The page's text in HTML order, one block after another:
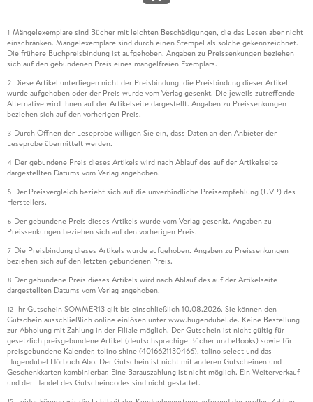
1 Mängelexemplare sind Bücher mit leichten Beschädigungen, die das Lesen aber nicht
einschränken. Mängelexemplare sind durch einen Stempel als solche gekennzeichnet.
Die frühere Buchpreisbindung ist aufgehoben. Angaben zu Preissenkungen beziehen
sich auf den gebundenen Preis eines mangelfreien Exemplars.
2 Diese Artikel unterliegen nicht der Preisbindung, die Preisbindung dieser Artikel
wurde aufgehoben oder der Preis wurde vom Verlag gesenkt. Die jeweils zutreffende
Alternative wird Ihnen auf der Artikelseite dargestellt. Angaben zu Preissenkungen
beziehen sich auf den vorherigen Preis.
3 Durch Öffnen der Leseprobe willigen Sie ein, dass Daten an den Anbieter der
Leseprobe übermittelt werden.
4 Der gebundene Preis dieses Artikels wird nach Ablauf des auf der Artikelseite
dargestellten Datums vom Verlag angehoben.
5 Der Preisvergleich bezieht sich auf die unverbindliche Preisempfehlung (UVP) des
Herstellers.
6 Der gebundene Preis dieses Artikels wurde vom Verlag gesenkt. Angaben zu
Preissenkungen beziehen sich auf den vorherigen Preis.
7 Die Preisbindung dieses Artikels wurde aufgehoben. Angaben zu Preissenkungen
beziehen sich auf den letzten gebundenen Preis.
8 Der gebundene Preis dieses Artikels wird nach Ablauf des auf der Artikelseite
dargestellten Datums vom Verlag angehoben.
12 Ihr Gutschein SOMMER13 gilt bis einschließlich 10.08.2026. Sie können den
Gutschein ausschließlich online einlösen unter www.hugendubel.de. Keine Bestellung
zur Abholung mit Zahlung in der Filiale möglich. Der Gutschein ist nicht gültig für
gesetzlich preisgebundene Artikel (deutschsprachige Bücher und eBooks) sowie für
preisgebundene Kalender, tolino shine (4016621130466), tolino select und das
Hugendubel Hörbuch Abo. Der Gutschein ist nicht mit anderen Gutscheinen und
Geschenkkarten kombinierbar. Eine Barauszahlung ist nicht möglich. Ein Weiterverkauf
und der Handel des Gutscheincodes sind nicht gestattet.